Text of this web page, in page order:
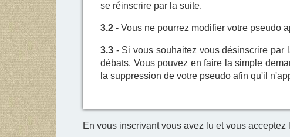
se réinscrire par la suite.
3.2 - Vous ne pourrez modifier votre pseudo
3.3 - Si vous souhaitez vous désinscrire par
débats. Vous pouvez en faire la simple
la suppression de votre pseudo afin qu'il
En vous inscrivant vous avez lu et vous